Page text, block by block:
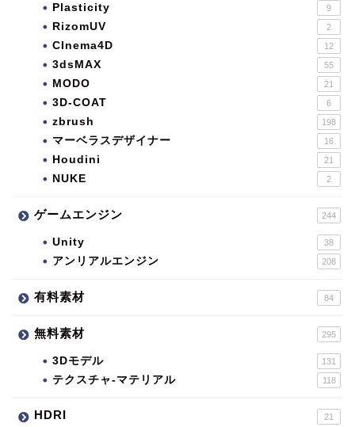
Plasticity 9
RizomUV 2
CInema4D 12
3dsMAX 55
MODO 21
3D-COAT 6
zbrush 198
マーベラスデザイナー 16
Houdini 21
NUKE 2
ゲームエンジン 244
Unity 38
アンリアルエンジン 208
有料素材 84
無料素材 295
3Dモデル 131
テクスチャ-マテリアル 118
HDRI 21